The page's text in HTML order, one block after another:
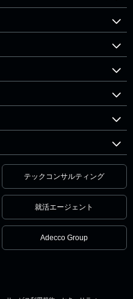
テックコンサルティング
就活エージェント
Adecco Group